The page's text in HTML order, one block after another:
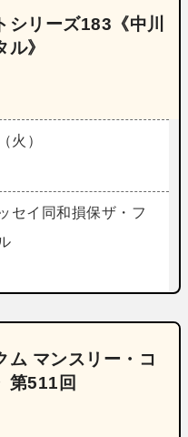
リーズ183《中川
》
火）
セイ同和損保ザ・フ
ム マンスリー・コ
第511回